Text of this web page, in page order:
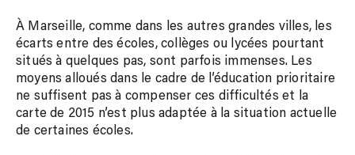
À Marseille, comme dans les autres grandes villes, les
écarts entre des écoles, collèges ou lycées pourtant
situés à quelques pas, sont parfois immenses. Les
moyens alloués dans le cadre de l’éducation prioritaire
ne suffisent pas à compenser ces difficultés et la
carte de 2015 n’est plus adaptée à la situation actuelle
de certaines écoles.